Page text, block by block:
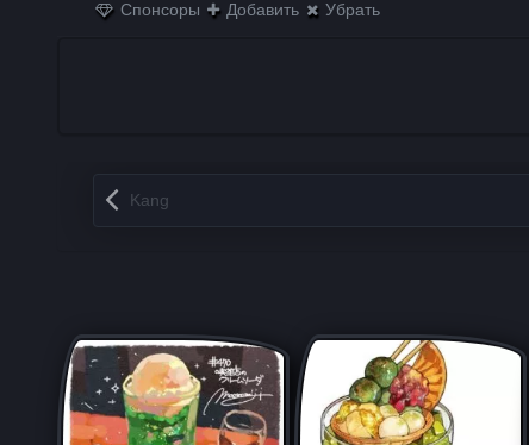
Спонсоры Добавить Убрать
Запись навигация
Kang